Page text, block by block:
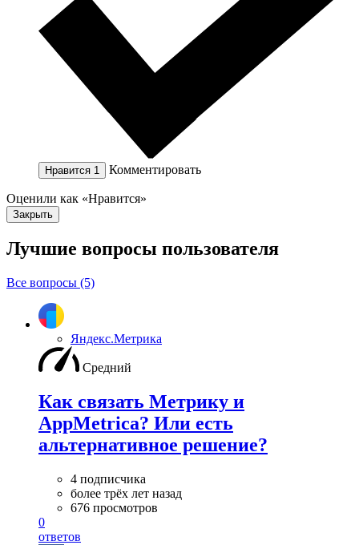
Нравится 1 Комментировать
Оценили как «Нравится»
Закрыть
Лучшие вопросы пользователя
Все вопросы (5)
Яндекс.Метрика
Средний
Как связать Метрику и
AppMetrica? Или есть
альтернативное решение?
4 подписчика
более трёх лет назад
676 просмотров
0
ответов